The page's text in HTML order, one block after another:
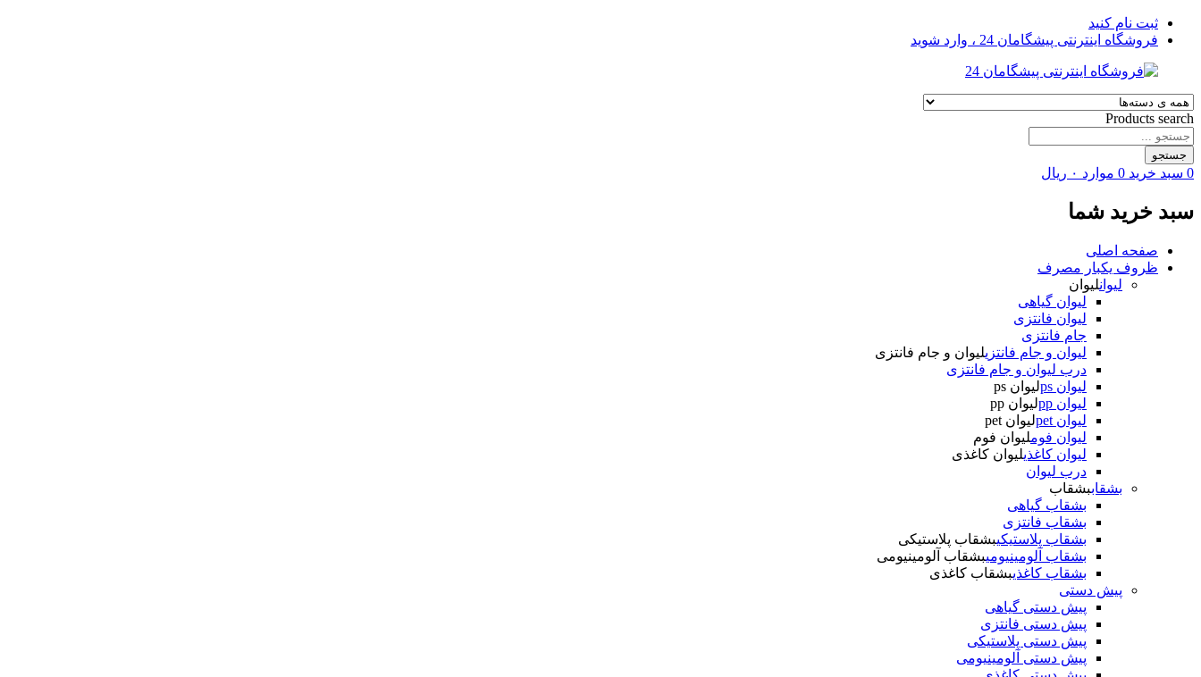
ثبت نام کنید
فروشگاه اینترنتی پیشگامان 24 ، وارد شوید
Products search
جستجو
0 سبد خرید 0 موارد ۰ ریال
سبد خرید شما
صفحه اصلی
ظروف یکبار مصرف
لیوانلیوان
لیوان گیاهی
لیوان فانتزی
جام فانتزی
لیوان و جام فانتزیلیوان و جام فانتزی
درب لیوان و جام فانتزی
لیوان ps
لیوان ps
لیوان pp
لیوان pp
لیوان pet
لیوان pet
لیوان فوملیوان فوم
لیوان کاغذیلیوان کاغذی
درب لیوان
بشقاببشقاب
بشقاب گیاهی
بشقاب فانتزی
بشقاب پلاستیکیبشقاب پلاستیکی
بشقاب آلومینیومیبشقاب آلومینیومی
بشقاب کاغذیبشقاب کاغذی
پیش دستی
پیش دستی گیاهی
پیش دستی فانتزی
پیش دستی پلاستیکی
پیش دستی آلومینیومی